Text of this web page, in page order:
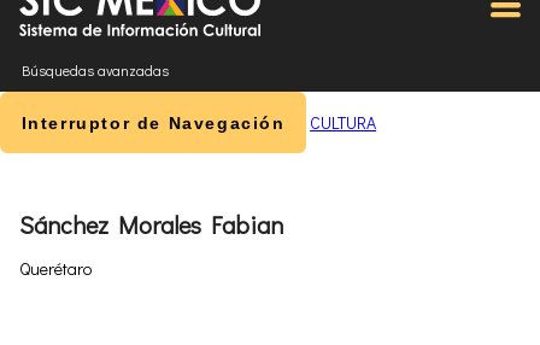
Búsquedas avanzadas
Interruptor de Navegación CULTURA
Sánchez Morales Fabian
Querétaro